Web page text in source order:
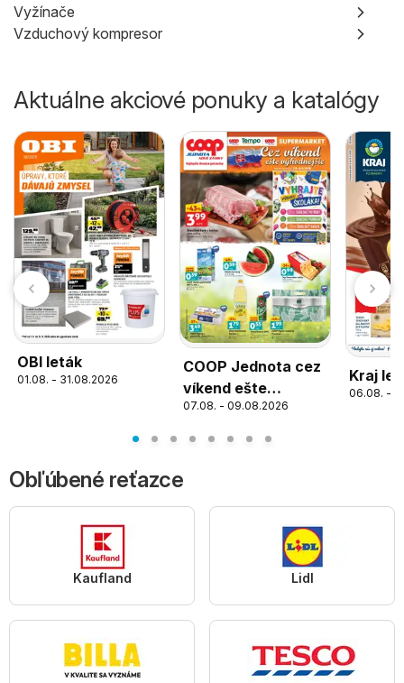
Vyžínače
Vzduchový kompresor
Aktuálne akciové ponuky a katalógy
OBI leták
01.08. - 31.08.2026
COOP Jednota cez
víkend ešte
výhodnejšie
07.08. - 09.08.2026
Kraj
06.08. -
Obľúbené reťazce
Kaufland Lidl